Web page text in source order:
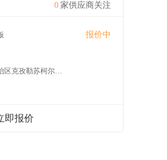
0 家供应商关注
报价中
新疆维吾尔自治区克孜勒苏柯尔克孜自治州
即报价